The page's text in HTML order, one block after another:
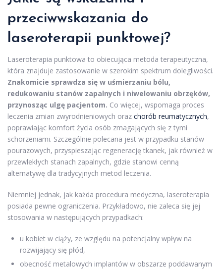
przeciwwskazania do
laseroterapii punktowej?
Laseroterapia punktowa to obiecująca metoda terapeutyczna,
która znajduje zastosowanie w szerokim spektrum dolegliwości.
Znakomicie sprawdza się w uśmierzaniu bólu,
redukowaniu stanów zapalnych i niwelowaniu obrzęków,
przynosząc ulgę pacjentom. Co więcej, wspomaga proces
leczenia zmian zwyrodnieniowych oraz chorób reumatycznych,
poprawiając komfort życia osób zmagających się z tymi
schorzeniami. Szczególnie polecana jest w przypadku stanów
pourazowych, przyspieszając regenerację tkanek, jak również w
przewlekłych stanach zapalnych, gdzie stanowi cenną
alternatywę dla tradycyjnych metod leczenia.
Niemniej jednak, jak każda procedura medyczna, laseroterapia
posiada pewne ograniczenia. Przykładowo, nie zaleca się jej
stosowania w następujących przypadkach:
u kobiet w ciąży, ze względu na potencjalny wpływ na
rozwijający się płód,
obecność metalowych implantów w obszarze poddawanym